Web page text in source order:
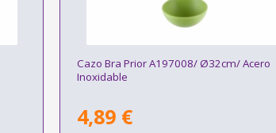
Cazo Bra Prior A197008/ Ø32cm/ Acero
Inoxidable
4,89 €